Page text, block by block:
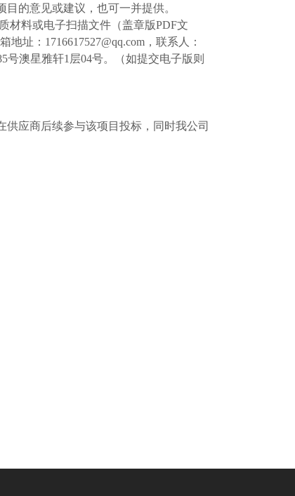
的意见或建议，也可一并提供。
材料或电子扫描文件（盖章版PDF文
址：1716617527@qq.com，联系人：
澳星雅轩1层04号。（如提交电子版则
供应商后续参与该项目投标，同时我公司